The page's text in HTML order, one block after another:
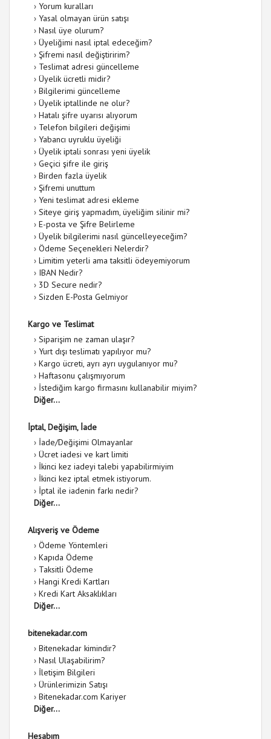
› Yorum kuralları
› Yasal olmayan ürün satışı
› Nasıl üye olurum?
› Üyeliğimi nasıl iptal edeceğim?
› Şifremi nasıl değiştiririm?
› Teslimat adresi güncelleme
› Üyelik ücretli midir?
› Bilgilerimi güncelleme
› Üyelik iptallinde ne olur?
› Hatalı şifre uyarısı alıyorum
› Telefon bilgileri değişimi
› Yabancı uyruklu üyeliği
› Üyelik iptali sonrası yeni üyelik
› Geçici şifre ile giriş
› Birden fazla üyelik
› Şifremi unuttum
› Yeni teslimat adresi ekleme
› Siteye giriş yapmadım, üyeliğim silinir mi?
› E-posta ve Şifre Belirleme
› Üyelik bilgilerimi nasıl güncelleyeceğim?
› Ödeme Seçenekleri Nelerdir?
› Limitim yeterli ama taksitli ödeyemiyorum
› IBAN Nedir?
› 3D Secure nedir?
› Sizden E-Posta Gelmiyor
Kargo ve Teslimat
› Siparişim ne zaman ulaşır?
› Yurt dışı teslimatı yapılıyor mu?
› Kargo ücreti, ayrı ayrı uygulanıyor mu?
› Haftasonu çalışmıyorum
› İstediğim kargo firmasını kullanabilir miyim?
Diğer...
İptal, Değişim, İade
› İade/Değişimi Olmayanlar
› Ücret iadesi ve kart limiti
› İkinci kez iadeyi talebi yapabilirmiyim
› İkinci kez iptal etmek istiyorum.
› İptal ile iadenin farkı nedir?
Diğer...
Alışveriş ve Ödeme
› Ödeme Yöntemleri
› Kapıda Ödeme
› Taksitli Ödeme
› Hangi Kredi Kartları
› Kredi Kart Aksaklıkları
Diğer...
bitenekadar.com
› Bitenekadar kimindir?
› Nasıl Ulaşabilirim?
› İletişim Bilgileri
› Ürünlerimizin Satışı
› Bitenekadar.com Kariyer
Diğer...
Hesabım